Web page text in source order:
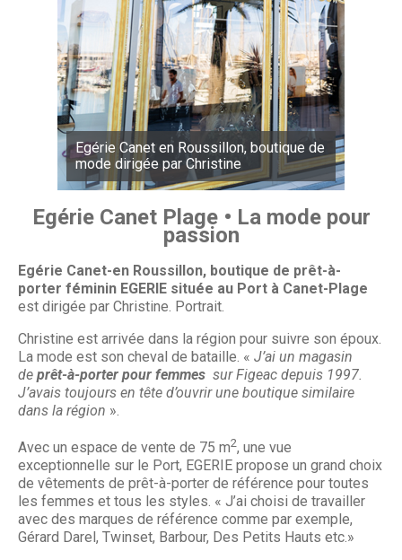
Egérie Canet en Roussillon, boutique de
mode dirigée par Christine
Egérie Canet Plage • La mode pour
passion
Egérie Canet-en Roussillon, boutique de prêt-à-
porter féminin EGERIE située au Port à Canet-Plage
est dirigée par Christine. Portrait.
Christine est arrivée dans la région pour suivre son époux.
La mode est son cheval de bataille. « J’ai un magasin
de prêt-à-porter pour femmes sur Figeac depuis 1997.
J’avais toujours en tête d’ouvrir une boutique similaire
dans la région ».
Avec un espace de vente de 75 m2, une vue
exceptionnelle sur le Port, EGERIE propose un grand choix
de vêtements de prêt-à-porter de référence pour toutes
les femmes et tous les styles. « J’ai choisi de travailler
avec des marques de référence comme par exemple,
Gérard Darel, Twinset, Barbour, Des Petits Hauts etc.»